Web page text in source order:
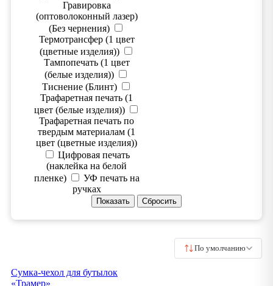
Гравировка
(оптоволоконный лазер)
(Без чернения)
Термотрансфер (1 цвет
(цветные изделия))
Тампопечать (1 цвет
(белые изделия))
Тиснение (Блинт)
Трафаретная печать (1
цвет (белые изделия))
Трафаретная печать по
твердым материалам (1
цвет (цветные изделия))
Цифровая печать
(наклейка на белой
пленке)
УФ печать на
ручках
По умолчанию
Сумка-чехол для бутылок
«Трамер»